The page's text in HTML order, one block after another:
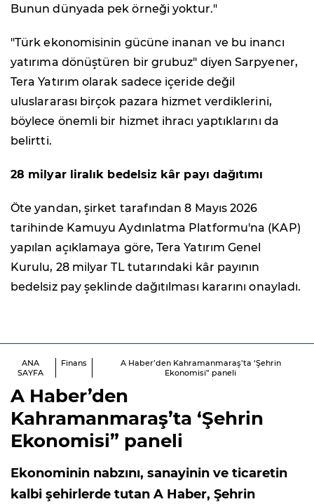
Bunun dünyada pek örneği yoktur."
"Türk ekonomisinin gücüne inanan ve bu inancı
yatırıma dönüştüren bir grubuz" diyen Sarpyener,
Tera Yatırım olarak sadece içeride değil
uluslararası birçok pazara hizmet verdiklerini,
böylece önemli bir hizmet ihracı yaptıklarını da
belirtti.
28 milyar liralık bedelsiz kâr payı dağıtımı
Öte yandan, şirket tarafından 8 Mayıs 2026
tarihinde Kamuyu Aydınlatma Platformu'na (KAP)
yapılan açıklamaya göre, Tera Yatırım Genel
Kurulu, 28 milyar TL tutarındaki kâr payının
bedelsiz pay şeklinde dağıtılması kararını onayladı.
ANA
SAYFA
Finans
A Haber’den Kahramanmaraş’ta ‘Şehrin
Ekonomisi” paneli
A Haber’den
Kahramanmaraş’ta ‘Şehrin
Ekonomisi” paneli
Ekonominin nabzını, sanayinin ve ticaretin
kalbi şehirlerde tutan A Haber, Şehrin